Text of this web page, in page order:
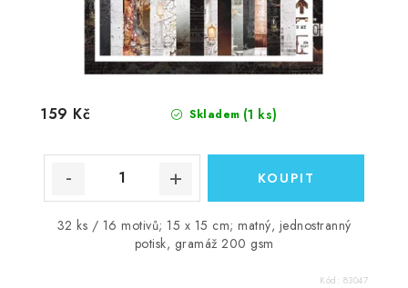
Skladem (1 ks)
159 Kč
32 ks / 16 motivů; 15 x 15 cm; matný, jednostranný
potisk, gramáž 200 gsm
Kód: 83047